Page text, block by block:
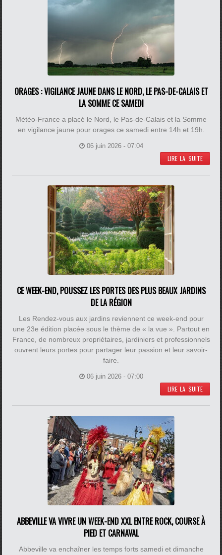
ORAGES : VIGILANCE JAUNE DANS LE NORD, LE PAS-DE-CALAIS ET
LA SOMME CE SAMEDI
Météo-France a placé le Nord, le Pas-de-Calais et la Somme
en vigilance jaune pour orages ce samedi entre 14h et 19h.
06 juin 2026 - 07:04
LIRE LA SUITE
CE WEEK-END, POUSSEZ LES PORTES DES PLUS BEAUX JARDINS
DE LA RÉGION
Les Rendez-vous aux jardins reviennent ce week-end pour
une 23e édition placée sous le thème de « la vue ». Partout en
France, de nombreux propriétaires, jardiniers et professionnels
ouvrent leurs portes pour partager leur passion et leur savoir-
faire.
06 juin 2026 - 07:00
LIRE LA SUITE
ABBEVILLE VA VIVRE UN WEEK-END XXL ENTRE ROCK, COURSE À
PIED ET CARNAVAL
Abbeville va enchaîner les temps forts samedi et dimanche